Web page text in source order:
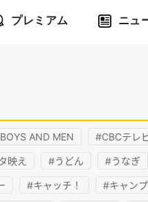
プレミアム ニュ
AND MEN #CBCテレ
映え #うどん #うなぎ
#キャッチ！ #キャンプ